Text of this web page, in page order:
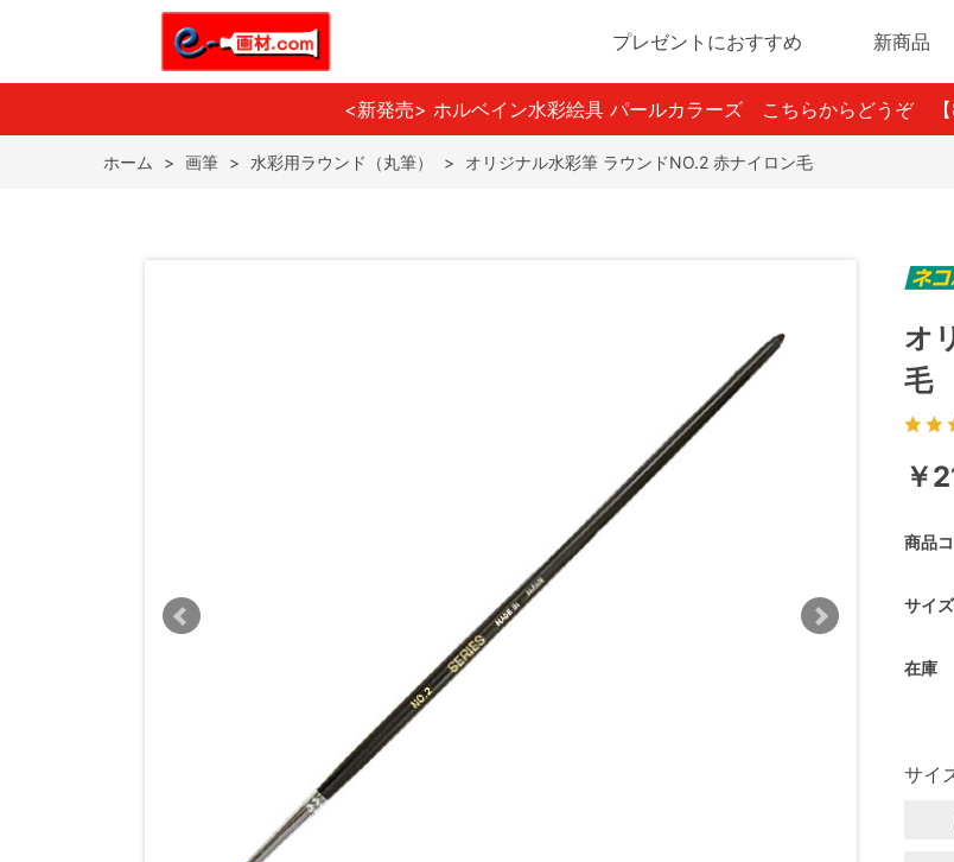
プレゼントにおすすめ 新商品
<新発売> ホルベイン水彩絵具 パールカラーズ こちらからどうぞ
ホーム > 画筆 > 水彩用ラウンド（丸筆） > オリジナル水彩筆 ラウンドNO.2 赤ナイロン毛
オ
毛
￥
商品
サイズ
在庫
サイ